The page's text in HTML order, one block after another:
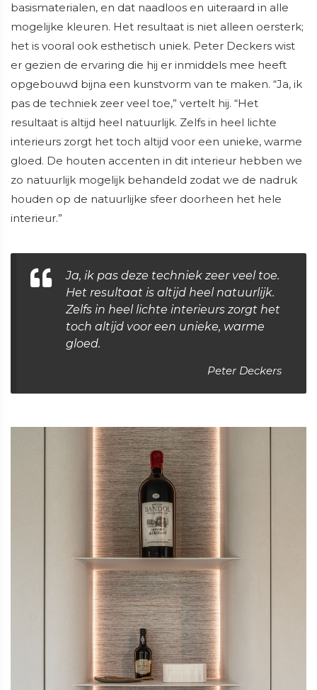
basismaterialen, en dat naadloos en uiteraard in alle
mogelijke kleuren. Het resultaat is niet alleen oersterk;
het is vooral ook esthetisch uniek. Peter Deckers wist
er gezien de ervaring die hij er inmiddels mee heeft
opgebouwd bijna een kunstvorm van te maken. “Ja, ik
pas de techniek zeer veel toe,” vertelt hij. “Het
resultaat is altijd heel natuurlijk. Zelfs in heel lichte
interieurs zorgt het toch altijd voor een unieke, warme
gloed. De houten accenten in dit interieur hebben we
zo natuurlijk mogelijk behandeld zodat we de nadruk
houden op de natuurlijke sfeer doorheen het hele
interieur.”
Ja, ik pas deze techniek zeer veel toe.
Het resultaat is altijd heel natuurlijk.
Zelfs in heel lichte interieurs zorgt het
toch altijd voor een unieke, warme
gloed.
Peter Deckers